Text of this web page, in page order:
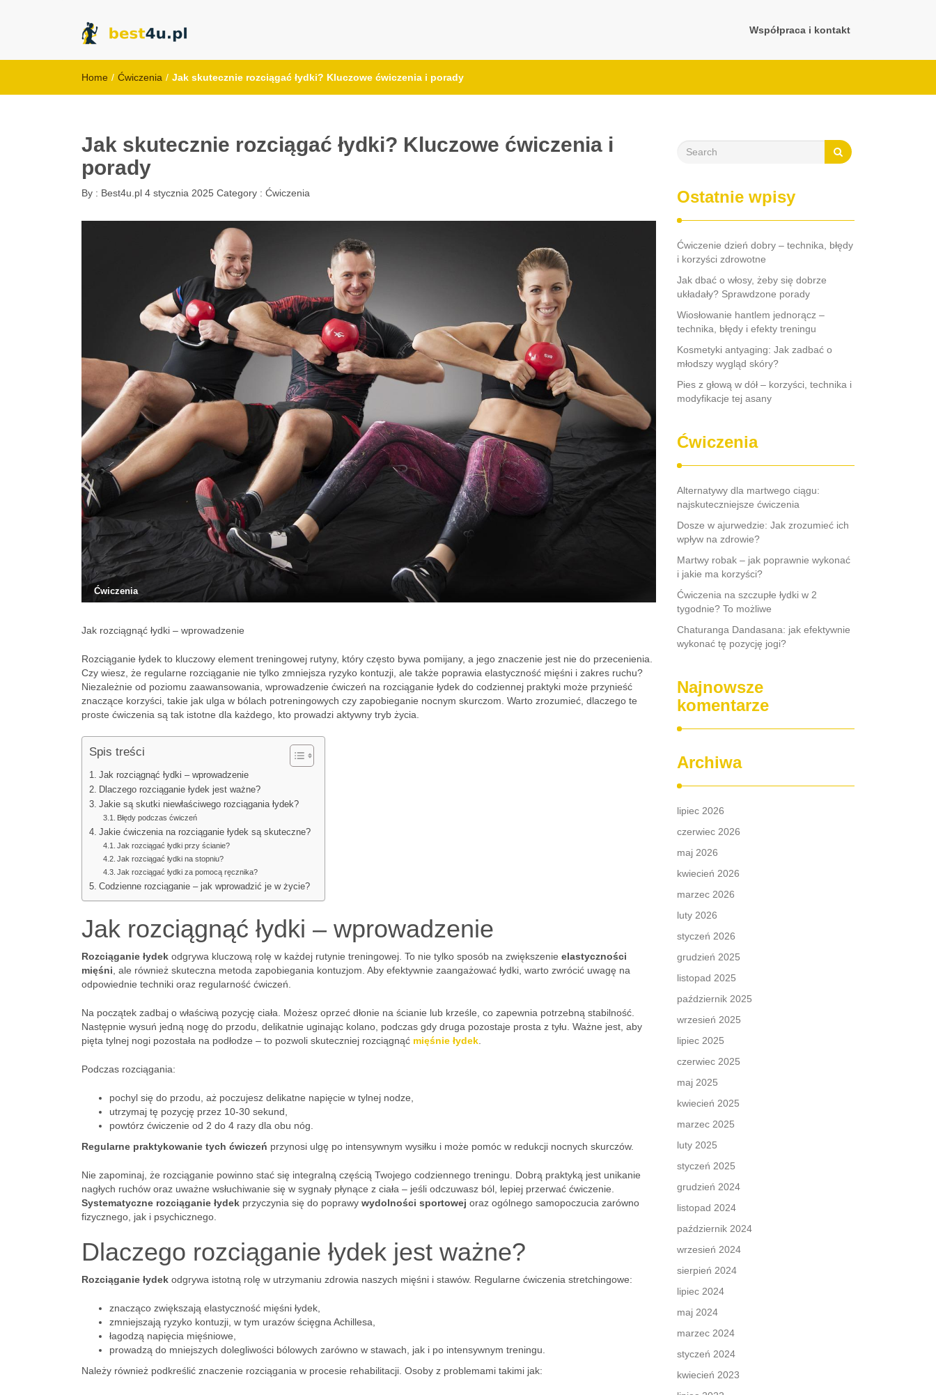
Współpraca i kontakt
Home / Ćwiczenia / Jak skutecznie rozciągać łydki? Kluczowe ćwiczenia i porady
Jak skutecznie rozciągać łydki? Kluczowe ćwiczenia i
porady
By : Best4u.pl 4 stycznia 2025 Category : Ćwiczenia
Ćwiczenia
Jak rozciągnąć łydki – wprowadzenie
Rozciąganie łydek to kluczowy element treningowej rutyny, który często bywa pomijany, a jego znaczenie jest nie do przecenienia.
Czy wiesz, że regularne rozciąganie nie tylko zmniejsza ryzyko kontuzji, ale także poprawia elastyczność mięśni i zakres ruchu?
Niezależnie od poziomu zaawansowania, wprowadzenie ćwiczeń na rozciąganie łydek do codziennej praktyki może przynieść
znaczące korzyści, takie jak ulga w bólach potreningowych czy zapobieganie nocnym skurczom. Warto zrozumieć, dlaczego te
proste ćwiczenia są tak istotne dla każdego, kto prowadzi aktywny tryb życia.
Spis treści
Jak rozciągnąć łydki – wprowadzenie
Dlaczego rozciąganie łydek jest ważne?
Jakie są skutki niewłaściwego rozciągania łydek?
Błędy podczas ćwiczeń
Jakie ćwiczenia na rozciąganie łydek są skuteczne?
Jak rozciągać łydki przy ścianie?
Jak rozciągać łydki na stopniu?
Jak rozciągać łydki za pomocą ręcznika?
Codzienne rozciąganie – jak wprowadzić je w życie?
Jak rozciągnąć łydki – wprowadzenie
Rozciąganie łydek odgrywa kluczową rolę w każdej rutynie treningowej. To nie tylko sposób na zwiększenie elastyczności
mięśni , ale również skuteczna metoda zapobiegania kontuzjom. Aby efektywnie zaangażować łydki, warto zwrócić uwagę na
odpowiednie techniki oraz regularność ćwiczeń.
Na początek zadbaj o właściwą pozycję ciała. Możesz oprzeć dłonie na ścianie lub krześle, co zapewnia potrzebną stabilność.
Następnie wysuń jedną nogę do przodu, delikatnie uginając kolano, podczas gdy druga pozostaje prosta z tyłu. Ważne jest, aby
pięta tylnej nogi pozostała na podłodze – to pozwoli skuteczniej rozciągnąć mięśnie łydek
Podczas rozciągania:
pochyl się do przodu, aż poczujesz delikatne napięcie w tylnej nodze,
utrzymaj tę pozycję przez 10-30 sekund,
powtórz ćwiczenie od 2 do 4 razy dla obu nóg.
Regularne praktykowanie tych ćwiczeń przynosi ulgę po intensywnym wysiłku i może pomóc w redukcji nocnych skurczów.
Nie zapominaj, że rozciąganie powinno stać się integralną częścią Twojego codziennego treningu. Dobrą praktyką jest unikanie
nagłych ruchów oraz uważne wsłuchiwanie się w sygnały płynące z ciała – jeśli odczuwasz ból, lepiej przerwać ćwiczenie.
Systematyczne rozciąganie łydek przyczynia się do poprawy wydolności sportowej oraz ogólnego samopoczucia zarówno
fizycznego, jak i psychicznego.
Dlaczego rozciąganie łydek jest ważne?
Rozciąganie łydek odgrywa istotną rolę w utrzymaniu zdrowia naszych mięśni i stawów. Regularne ćwiczenia stretchingowe:
znacząco zwiększają elastyczność mięśni łydek,
zmniejszają ryzyko kontuzji, w tym urazów ścięgna Achillesa,
łagodzą napięcia mięśniowe,
prowadzą do mniejszych dolegliwości bólowych zarówno w stawach, jak i po intensywnym treningu.
Należy również podkreślić znaczenie rozciągania w procesie rehabilitacji. Osoby z problemami takimi jak:
Ostatnie wpisy
Ćwiczenie dzień dobry – technika, błędy
i korzyści zdrowotne
Jak dbać o włosy, żeby się dobrze
układały? Sprawdzone porady
Wiosłowanie hantlem jednorącz –
technika, błędy i efekty treningu
Kosmetyki antyaging: Jak zadbać o
młodszy wygląd skóry?
Pies z głową w dół – korzyści, technika i
modyfikacje tej asany
Ćwiczenia
Alternatywy dla martwego ciągu:
najskuteczniejsze ćwiczenia
Dosze w ajurwedzie: Jak zrozumieć ich
wpływ na zdrowie?
Martwy robak – jak poprawnie wykonać
i jakie ma korzyści?
Ćwiczenia na szczupłe łydki w 2
tygodnie? To możliwe
Chaturanga Dandasana: jak efektywnie
wykonać tę pozycję jogi?
Najnowsze
komentarze
Archiwa
lipiec 2026
czerwiec 2026
maj 2026
kwiecień 2026
marzec 2026
luty 2026
styczeń 2026
grudzień 2025
listopad 2025
październik 2025
wrzesień 2025
lipiec 2025
czerwiec 2025
maj 2025
kwiecień 2025
marzec 2025
luty 2025
styczeń 2025
grudzień 2024
listopad 2024
październik 2024
wrzesień 2024
sierpień 2024
lipiec 2024
maj 2024
marzec 2024
styczeń 2024
kwiecień 2023